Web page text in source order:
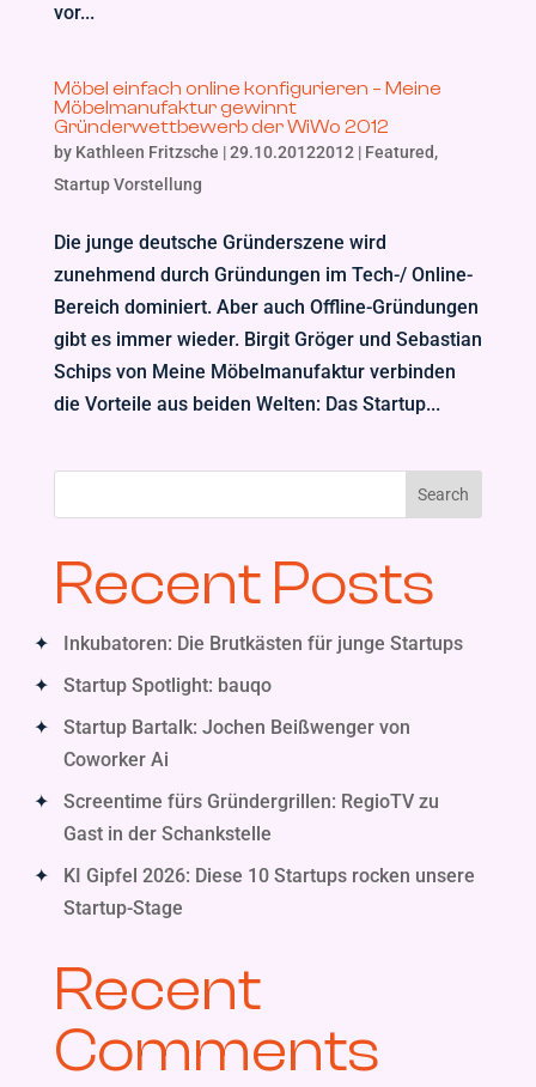
vor...
Möbel einfach online konfigurieren – Meine
Möbelmanufaktur gewinnt
Gründerwettbewerb der WiWo 2012
by Kathleen Fritzsche |29.10.20122012 | Featured,
Startup Vorstellung
Die junge deutsche Gründerszene wird
zunehmend durch Gründungen im Tech-/ Online-
Bereich dominiert. Aber auch Offline-Gründungen
gibt es immer wieder. Birgit Gröger und Sebastian
Schips von Meine Möbelmanufaktur verbinden
die Vorteile aus beiden Welten: Das Startup...
Search
Recent Posts
Inkubatoren: Die Brutkästen für junge Startups
Startup Spotlight: bauqo
Startup Bartalk: Jochen Beißwenger von
Coworker Ai
Screentime fürs Gründergrillen: RegioTV zu
Gast in der Schankstelle
KI Gipfel 2026: Diese 10 Startups rocken unsere
Startup-Stage
Recent
Comments